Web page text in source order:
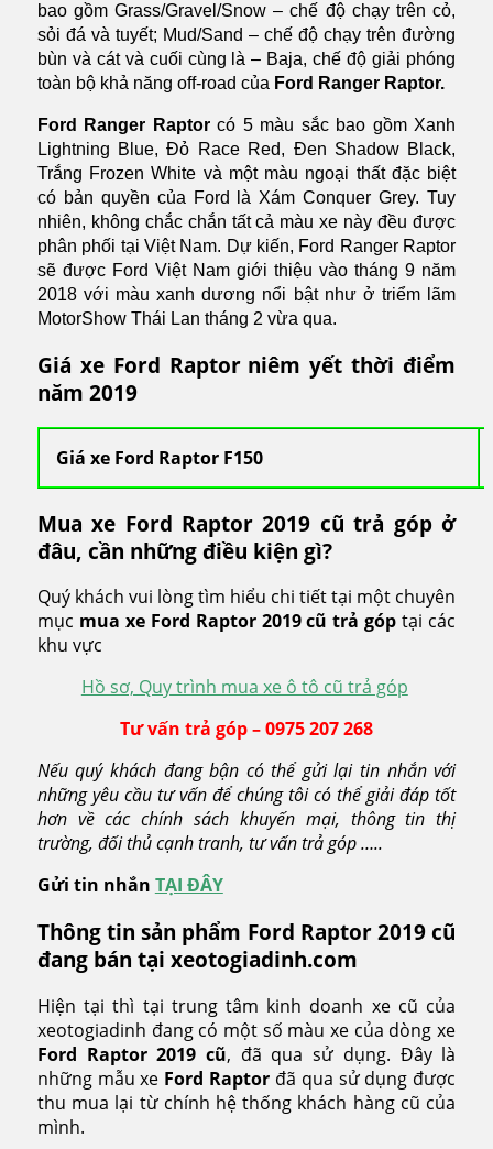
bao gồm Grass/Gravel/Snow – chế độ chạy trên cỏ,
sỏi đá và tuyết; Mud/Sand – chế độ chạy trên đường
bùn và cát và cuối cùng là – Baja, chế độ giải phóng
toàn bộ khả năng off-road của Ford Ranger Raptor.
Ford Ranger Raptorcó 5 màu sắc bao gồm Xanh
Lightning Blue, Đỏ Race Red, Đen Shadow Black,
Trắng Frozen White và một màu ngoại thất đặc biệt
có bản quyền của Ford là Xám Conquer Grey. Tuy
nhiên, không chắc chắn tất cả màu xe này đều được
phân phối tại Việt Nam. Dự kiến, Ford Ranger Raptor
sẽ được Ford Việt Nam giới thiệu vào tháng 9 năm
2018 với màu xanh dương nổi bật như ở triểm lãm
MotorShow Thái Lan tháng 2 vừa qua.
Giá xe Ford Raptor niêm yết thời điểm
năm 2019
Giá xe Ford Raptor F150
Mua xe Ford Raptor 2019 cũ trả góp ở
đâu, cần những điều kiện gì?
Quý khách vui lòng tìm hiểu chi tiết tại một chuyên
mục mua xe Ford Raptor 2019 cũ trả góp tại các
khu vực
Hồ sơ, Quy trình mua xe ô tô cũ trả góp
Tư vấn trả góp – 0975 207 268
Nếu quý khách đang bận có thể gửi lại tin nhắn với
những yêu cầu tư vấn để chúng tôi có thể giải đáp tốt
hơn về các chính sách khuyến mại, thông tin thị
trường, đối thủ cạnh tranh, tư vấn trả góp …..
Gửi tin nhắn TẠI ĐÂY
Thông tin sản phẩm Ford Raptor 2019 cũ
đang bán tại xeotogiadinh.com
Hiện tại thì tại trung tâm kinh doanh xe cũ của
xeotogiadinh đang có một số màu xe của dòng xe
Ford Raptor 2019 cũ, đã qua sử dụng. Đây là
những mẫu xe Ford Raptor đã qua sử dụng được
thu mua lại từ chính hệ thống khách hàng cũ của
mình.